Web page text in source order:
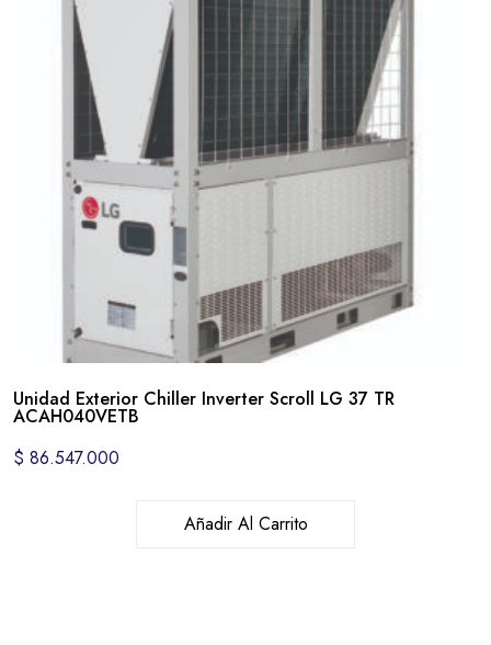
Unidad Exterior Chiller Inverter Scroll LG 37 TR
ACAH040VETB
$ 86.547.000
Añadir Al Carrito